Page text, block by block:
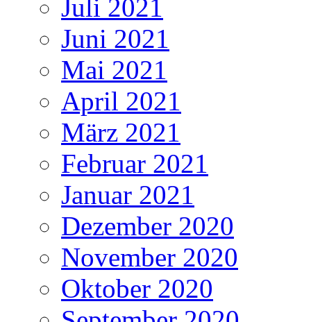
Juli 2021
Juni 2021
Mai 2021
April 2021
März 2021
Februar 2021
Januar 2021
Dezember 2020
November 2020
Oktober 2020